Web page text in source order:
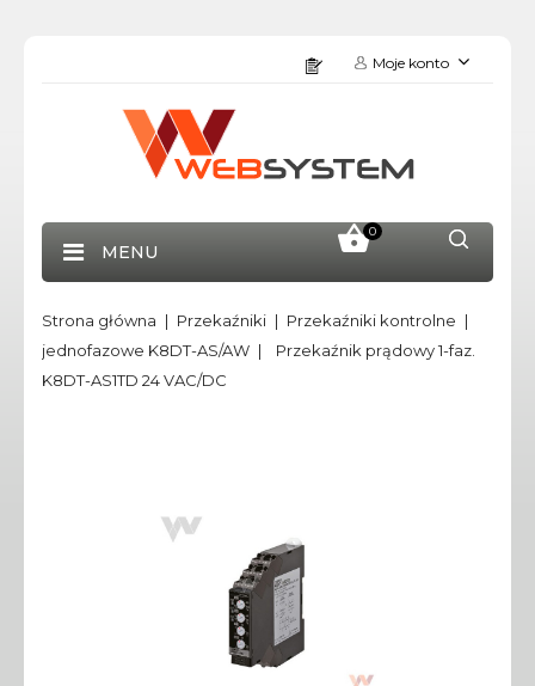
Moje konto
0
MENU
Strona główna Przekaźniki
Przekaźniki kontrolne
jednofazowe K8DT-AS/AW
Przekaźnik prądowy 1-faz.
K8DT-AS1TD 24 VAC/DC